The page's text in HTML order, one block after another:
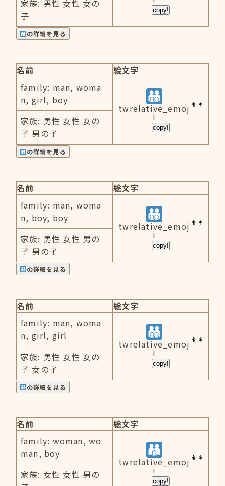
copy!
家族: 男性 女性 女の
子
の詳細を見る
名前
絵文字
family: man, woma
n, girl, boy
twrelative_emoj
i
copy!
家族: 男性 女性 女の
子 男の子
の詳細を見る
名前
絵文字
family: man, woma
n, boy, boy
twrelative_emoj
i
copy!
家族: 男性 女性 男の
子 男の子
の詳細を見る
名前
絵文字
family: man, woma
n, girl, girl
twrelative_emoj
i
copy!
家族: 男性 女性 女の
子 女の子
の詳細を見る
名前
絵文字
family: woman, wo
man, boy
twrelative_emoj
i
copy!
家族: 女性 女性 男の